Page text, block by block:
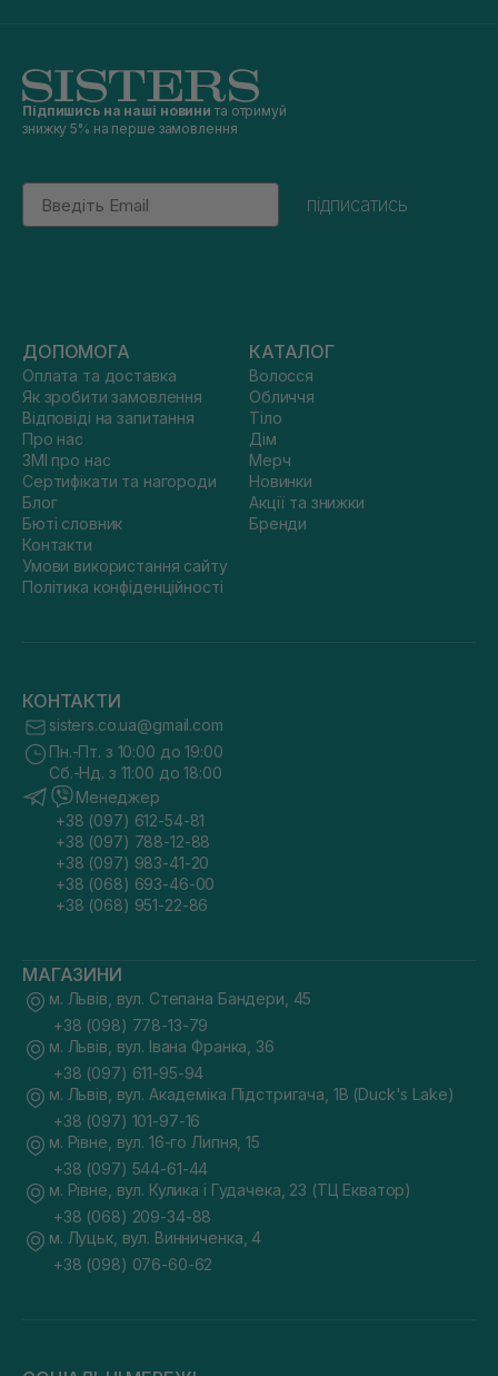
Підпишись на наші новини та отримуй
знижку 5% на перше замовлення
Email
підписатись
ДОПОМОГА
Оплата та доставка
Як зробити замовлення
Відповіді на запитання
Про нас
ЗМІ про нас
Сертифікати та нагороди
Блог
Бюті словник
Контакти
Умови використання сайту
Політика конфіденційності
КАТАЛОГ
Волосся
Обличчя
Тіло
Дім
Мерч
Новинки
Акції та знижки
Бренди
КОНТАКТИ
sisters.co.ua@gmail.com
Пн.-Пт. з 10:00 до 19:00
Сб.-Нд. з 11:00 до 18:00
Менеджер
+38 (097) 612-54-81
+38 (097) 788-12-88
+38 (097) 983-41-20
+38 (068) 693-46-00
+38 (068) 951-22-86
МАГАЗИНИ
м. Львів, вул. Степана Бандери, 45
+38 (098) 778-13-79
м. Львів, вул. Івана Франка, 36
+38 (097) 611-95-94
м. Львів, вул. Академіка Підстригача, 1В (Duck's Lake)
+38 (097) 101-97-16
м. Рівне, вул. 16-го Липня, 15
+38 (097) 544-61-44
м. Рівне, вул. Кулика і Гудачека, 23 (ТЦ Екватор)
+38 (068) 209-34-88
м. Луцьк, вул. Винниченка, 4
+38 (098) 076-60-62